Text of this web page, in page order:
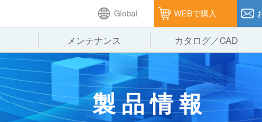
Global WEBで購入
GTPシステム
ピッキングシステム
製造
通販
メンテナンス
カタログ／CAD
企業理念
オークラグループ
製品情報